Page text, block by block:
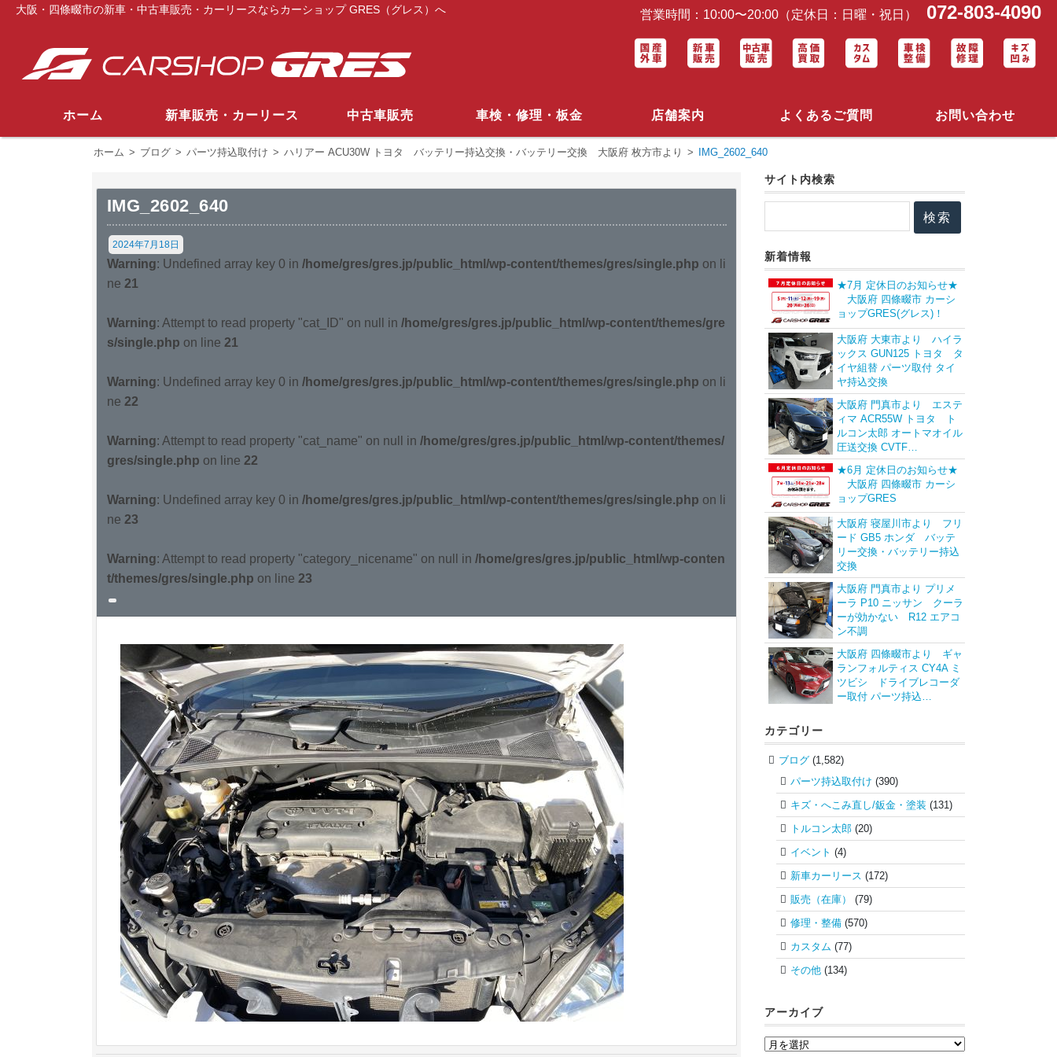
大阪・四條畷市の新車・中古車販売・カーリースならカーショップ GRES（グレス）へ 営業時間：10:00〜20:00（定休日：日曜・祝日） 072-803-4090
ホーム 新車販売・カーリース 中古車販売 車検・修理・板金 店舗案内 よくあるご質問 お問い合わせ
ホーム > ブログ > パーツ持込取付け > ハリアー ACU30W トヨタ バッテリー持込交換・バッテリー交換 大阪府 枚方市より > IMG_2602_640
IMG_2602_640
2024年7月18日
Warning: Undefined array key 0 in /home/gres/gres.jp/public_html/wp-content/themes/gres/single.php on li
ne 21
Warning: Attempt to read property "cat_ID" on null in /home/gres/gres.jp/public_html/wp-content/themes/gre
s/single.php on line 21
Warning: Undefined array key 0 in /home/gres/gres.jp/public_html/wp-content/themes/gres/single.php on li
ne 22
Warning: Attempt to read property "cat_name" on null in /home/gres/gres.jp/public_html/wp-content/themes/
gres/single.php on line 22
Warning: Undefined array key 0 in /home/gres/gres.jp/public_html/wp-content/themes/gres/single.php on li
ne 23
Warning: Attempt to read property "category_nicename" on null in /home/gres/gres.jp/public_html/wp-conten
t/themes/gres/single.php on line 23
サイト内検索
新着情報
★7月 定休日のお知らせ★
大阪府 四條畷市 カーシ
ョップGRES(グレス)！
大阪府 大東市より ハイラ
ックス GUN125 トヨタ タ
イヤ組替 パーツ取付 タイ
ヤ持込交換
大阪府 門真市より エステ
ィマ ACR55W トヨタ ト
ルコン太郎 オートマオイル
圧送交換 CVTF…
★6月 定休日のお知らせ★
大阪府 四條畷市 カーシ
ョップGRES
大阪府 寝屋川市より フリ
ード GB5 ホンダ バッテ
リー交換・バッテリー持込
交換
大阪府 門真市より プリメ
ーラ P10 ニッサン クーラ
ーが効かない R12 エアコ
ン不調
大阪府 四條畷市より ギャ
ランフォルティス CY4A ミ
ツビシ ドライブレコーダ
ー取付 パーツ持込…
カテゴリー
ブログ (1,582)
パーツ持込取付け (390)
キズ・へこみ直し/鈑金・塗装 (131)
トルコン太郎 (20)
イベント (4)
新車カーリース (172)
販売（在庫）
(79)
修理・整備 (570)
カスタム (77)
その他 (134)
アーカイブ